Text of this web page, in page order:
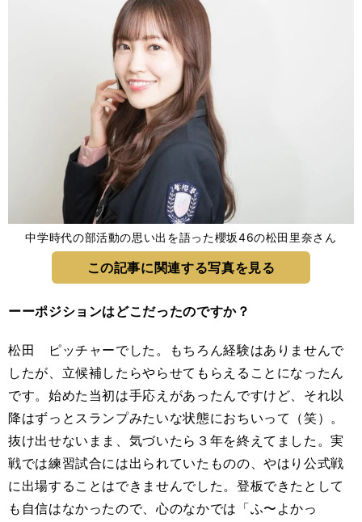
中学時代の部活動の思い出を語った櫻坂46の松田里奈さん
この記事に関連する写真を見る
ーーポジションはどこだったのですか？
松田 ピッチャーでした。もちろん経験はありませんで
したが、立候補したらやらせてもらえることになったん
です。始めた当初は手応えがあったんですけど、それ以
降はずっとスランプみたいな状態におちいって（笑）。
抜け出せないまま、気づいたら３年を終えてました。実
戦では練習試合には出られていたものの、やはり公式戦
に出場することはできませんでした。登板できたとして
も自信はなかったので、心のなかでは「ふ〜よかっ